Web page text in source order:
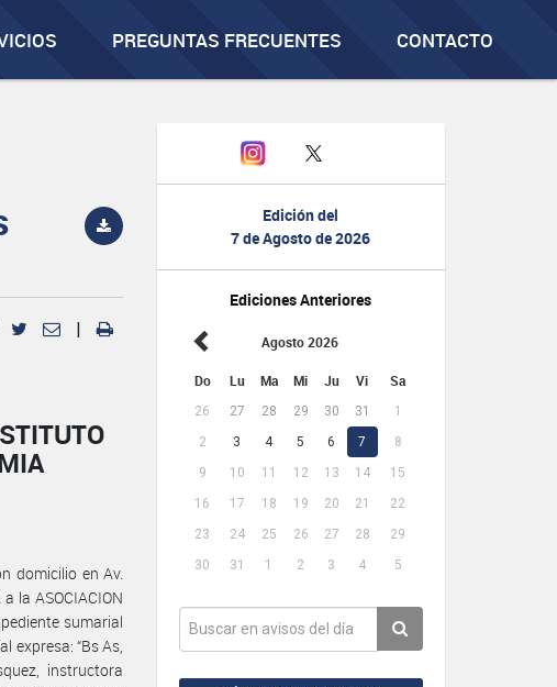
PREGUNTAS FRECUENTES CONTACTO
Edición del
7 de Agosto de 2026
Ediciones Anteriores
Agosto 2026
Do Lu Ma Mi Ju Vi Sa
26 27 28 29 30 31
1
2
3 4 5 6 7
8
9
10 11 12 13 14
15
16
17 18 19 20 21
22
23
24 25 26 27 28
29
30
31 1 2 3 4 5
|
domicilio en Av.
la ASOCIACION
sumarial
expresa: “Bs As,
instructora